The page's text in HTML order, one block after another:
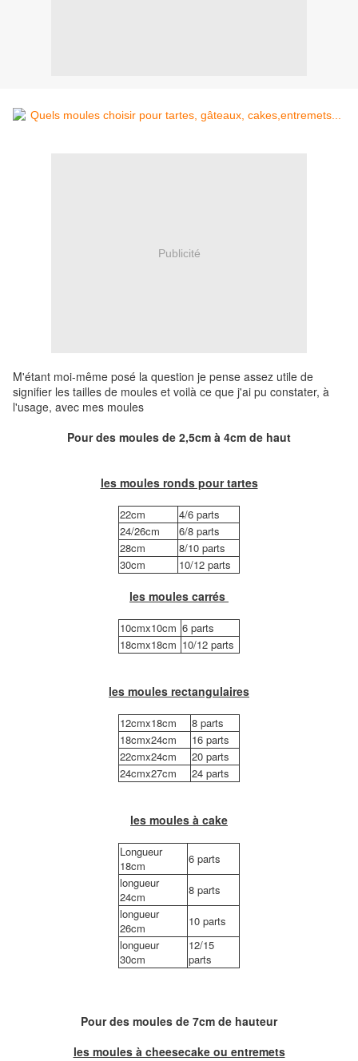
Publicité
M'étant moi-même posé la question je pense assez utile de
signifier les tailles de moules et voilà ce que j'ai pu constater, à
l'usage, avec mes moules
Pour des moules de 2,5cm à 4cm de haut
les moules ronds pour tartes
22cm
4/6 parts
24/26cm
6/8 parts
28cm
8/10 parts
30cm
10/12 parts
les moules carrés
10cmx10cm 6 parts
18cmx18cm 10/12 parts
les moules rectangulaires
12cmx18cm
8 parts
18cmx24cm
16 parts
22cmx24cm
20 parts
24cmx27cm
24 parts
les moules à cake
Longueur
18cm
6 parts
longueur
24cm
8 parts
longueur
26cm
10 parts
longueur
30cm
12/15
parts
Pour des moules de 7cm de hauteur
les moules à cheesecake ou entremets